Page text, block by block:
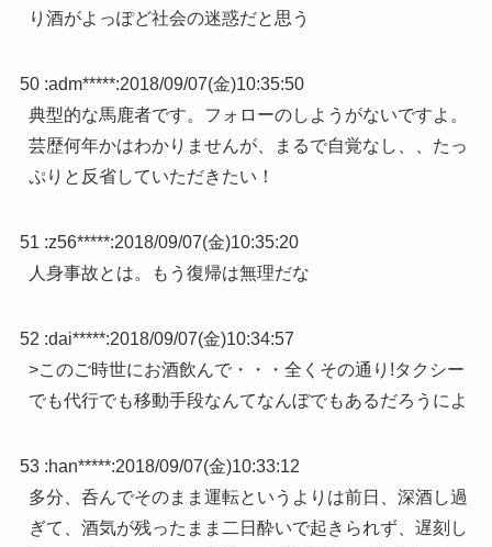
り酒がよっぽど社会の迷惑だと思う
50 :adm*****:2018/09/07(金)10:35:50
典型的な馬鹿者です。フォローのしようがないですよ。
芸歴何年かはわかりませんが、まるで自覚なし、、たっ
ぷりと反省していただきたい！
51 :z56*****:2018/09/07(金)10:35:20
人身事故とは。もう復帰は無理だな
52 :dai*****:2018/09/07(金)10:34:57
>このご時世にお酒飲んで・・・全くその通り!タクシー
でも代行でも移動手段なんてなんぼでもあるだろうによ
53 :han*****:2018/09/07(金)10:33:12
多分、呑んでそのまま運転というよりは前日、深酒し過
ぎて、酒気が残ったまま二日酔いで起きられず、遅刻し